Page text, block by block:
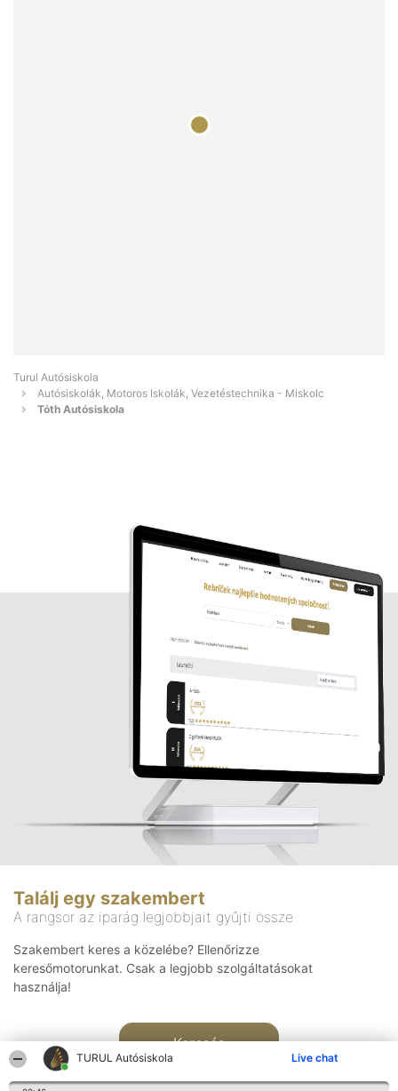
TURUL Autósiskola Live chat
Turul Autósiskola
Autósiskolák, Motoros Iskolák, Vezetéstechnika - Miskolc
Tóth Autósiskola
Találj egy szakembert
A rangsor az iparág legjobbjait gyűjti össze
Szakembert keres a közelébe? Ellenőrizze
keresőmotorunkat. Csak a legjobb szolgáltatásokat
használja!
Keresés